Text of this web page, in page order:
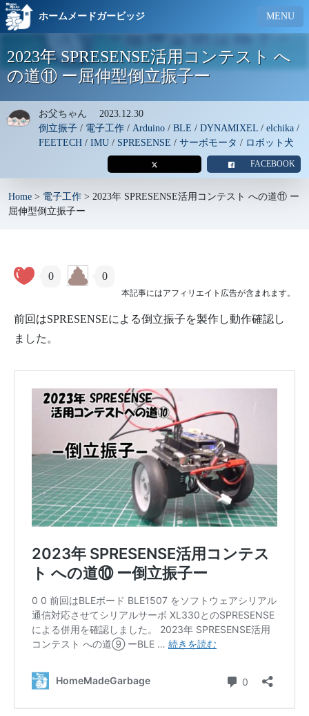
ホームメードガービッジ MENU
2023年 SPRESENSE活用コンテスト へ
の道⑪ ー屈伸型倒立振子ー
お父ちゃん 2023.12.30
倒立振子 / 電子工作 / Arduino / BLE / DYNAMIXEL / elchika /
FEETECH / IMU / SPRESENSE / サーボモータ / ロボット犬
FACEBOOK
Home > 電子工作 > 2023年 SPRESENSE活用コンテスト への道⑪ ー
屈伸型倒立振子ー
本記事にはアフィリエイト広告が含まれます。
0 0
前回はSPRESENSEによる倒立振子を製作し動作確認し
ました。